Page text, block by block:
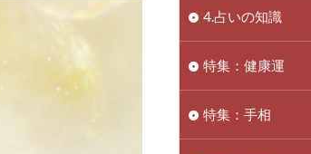
4.占いの知識
特集：健康運
特集：手相